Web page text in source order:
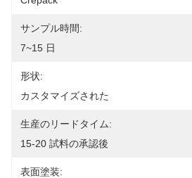
サンプル時間:
7~15 日
形状:
カスタマイズされた
生産のリードタイム:
15-20 試料の承認後
表面塗装: